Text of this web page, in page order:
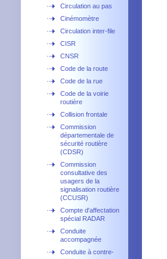
Circulation au pas
Cinémomètre
Circulation inter-file
CISR
CNSR
Code de la route
Code de la rue
Code de la voirie
routière
Collision frontale
Commission
départementale de
sécurité routière
(CDSR)
Commission
consultative des
usagers de la
signalisation routière
(CCUSR)
Compte d'affectation
spécial RADAR
Conduite
accompagnée
Conduite à contre-